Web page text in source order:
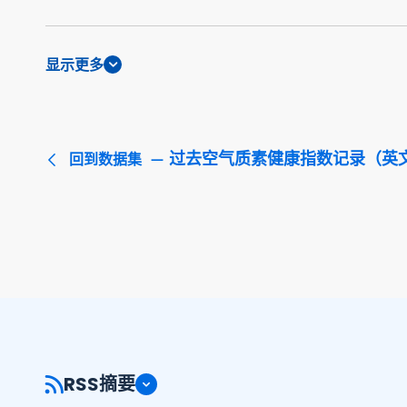
显示更多
回到数据集 过去空气质素健康指数记录（英
RSS摘要